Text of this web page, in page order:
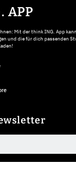
APP
Mit der think ING. App
und die für dich passenden